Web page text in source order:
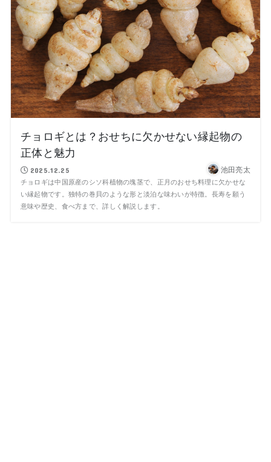
チョロギとは？おせちに欠かせない縁起物の
正体と魅力
2025.12.25 池田亮太
チョロギは中国原産のシソ科植物の塊茎で、正月のおせち料理に欠かせな
い縁起物です。独特の巻貝のような形と淡泊な味わいが特徴。長寿を願う
意味や歴史、食べ方まで、詳しく解説します。